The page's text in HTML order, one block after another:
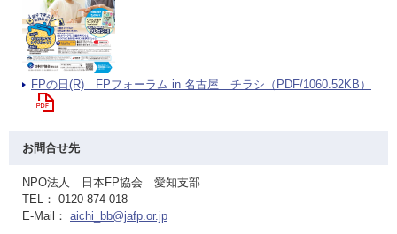
FPの日(R) FPフォーラム in 名古屋 チラシ（PDF/1060.52KB）
お問合せ先
NPO法人 日本FP協会 愛知支部
TEL： 0120-874-018
E-Mail： aichi_bb@jafp.or.jp